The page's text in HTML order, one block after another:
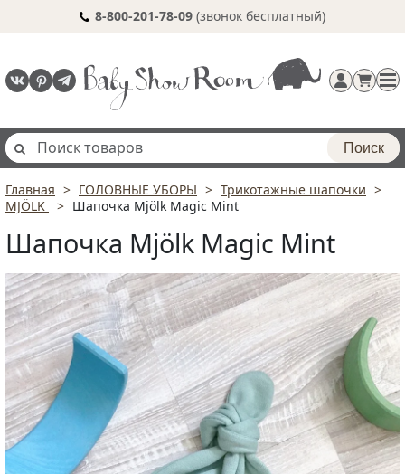
8-800-201-78-09 (звонок бесплатный)
Регистрация
Поиск
Главная ГОЛОВНЫЕ УБОРЫ
Трикотажные шапочки
MJÖLK
Шапочка Mjölk Magic Mint
Шапочка Mjölk Magic Mint